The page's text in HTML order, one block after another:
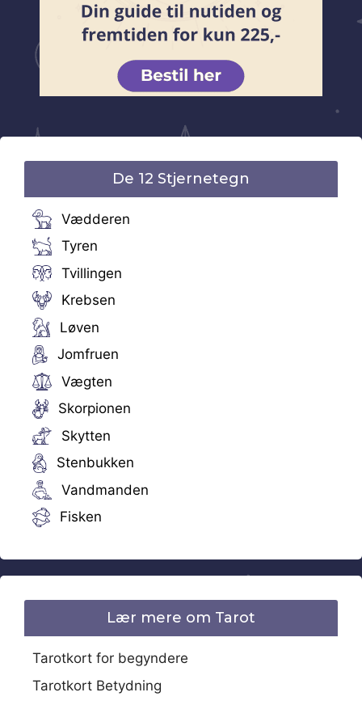
De 12 Stjernetegn
Vædderen
Tyren
Tvillingen
Krebsen
Løven
Jomfruen
Vægten
Skorpionen
Skytten
Stenbukken
Vandmanden
Fisken
Lær mere om Tarot
Tarotkort for begyndere
Tarotkort Betydning